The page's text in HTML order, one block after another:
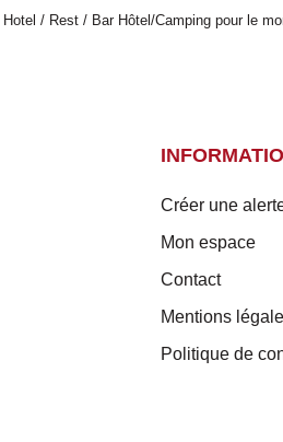
/ Rest / Bar Hôtel/Camping pour le
Créer une
Mon espace
Contact
Mentions
Politique de